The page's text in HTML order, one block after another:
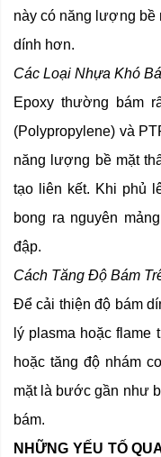
này có năng lượng bề
dính hơn.
Các Loại Nhựa Khó
Epoxy thường bám
(Polypropylene) và
năng lượng bề mặt
tạo liên kết. Khi phủ
bong ra nguyên
đập.
Cách Tăng Độ Bám
Để cải thiện độ bám
lý plasma hoặc flame
hoặc tăng độ nhám
mặt là bước gần như
bám.
NHỮNG YẾU TỐ